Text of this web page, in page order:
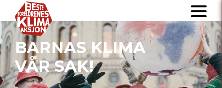
BARNAS KLIMA
VÅR SAK!